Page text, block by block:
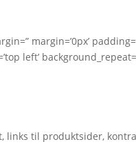
margin=’0px’
left’
links til produktsider,